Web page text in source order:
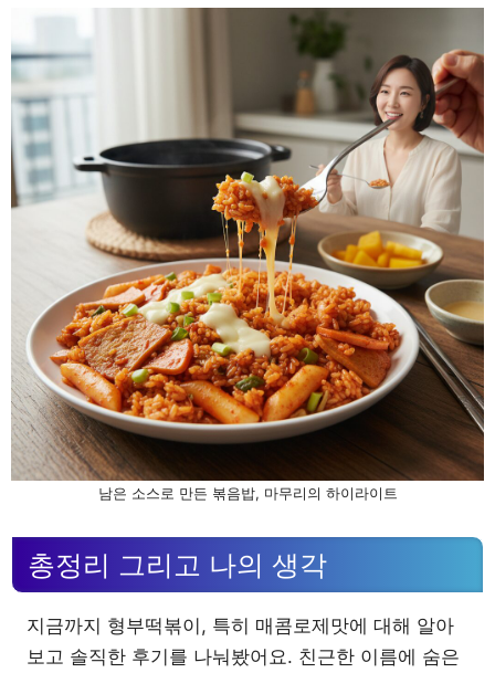
남은 소스로 만든 볶음밥, 마무리의 하이라이트
총정리 그리고 나의 생각
지금까지 형부떡볶이, 특히 매콤로제맛에 대해 알아
보고 솔직한 후기를 나눠봤어요. 친근한 이름에 숨은